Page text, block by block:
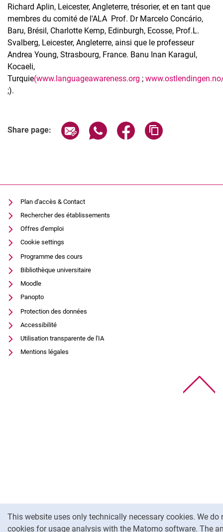
This website uses only technically necessary cookies. We do
cookies for usage analysis with the Matomo software. The
Richard Aplin, Leicester, Angleterre, trésorier, et en tant que
membres du comité de l'ALA Prof. Dr Marcelo Concário,
Baru, Brésil, Charlotte Kemp, Edinburgh, Ecosse, Prof.L.
Svalberg, Leicester, Angleterre, ainsi que le professeur
Andrea Young, Strasbourg, France. Banu Inan Karagul,
Kocaeli,
Turquie(www.languageawareness.org ;
;).
Share page: Share page via email
Share page via WhatsApp
Share page via
Plan d'accès & Contact
Rechercher des établissements
Offres d'emploi
Cookie settings
Programme des cours
Bibliothèque universitaire
Moodle
Panopto
Protection des données
Accessibilité
Utilisation transparente de l'IA
Mentions légales